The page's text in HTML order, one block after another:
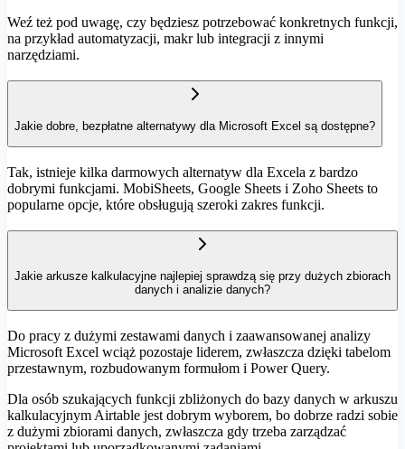
Weź też pod uwagę, czy będziesz potrzebować konkretnych funkcji,
na przykład automatyzacji, makr lub integracji z innymi
narzędziami.
Jakie dobre, bezpłatne alternatywy dla Microsoft Excel są dostępne?
Tak, istnieje kilka darmowych alternatyw dla Excela z bardzo
dobrymi funkcjami. MobiSheets, Google Sheets i Zoho Sheets to
popularne opcje, które obsługują szeroki zakres funkcji.
Jakie arkusze kalkulacyjne najlepiej sprawdzą się przy dużych zbiorach
danych i analizie danych?
Do pracy z dużymi zestawami danych i zaawansowanej analizy
Microsoft Excel wciąż pozostaje liderem, zwłaszcza dzięki tabelom
przestawnym, rozbudowanym formułom i Power Query.
Dla osób szukających funkcji zbliżonych do bazy danych w arkuszu
kalkulacyjnym Airtable jest dobrym wyborem, bo dobrze radzi sobie
z dużymi zbiorami danych, zwłaszcza gdy trzeba zarządzać